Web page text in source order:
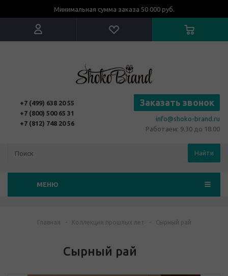
Минимальная сумма заказа 50 000 руб.
+7 (499) 638 20 55
+7 (800) 500 65 31
+7 (812) 748 20 56
Заказать звонок
info@shoko-brand.ru
Работаем: 9.30 до 18.00
Найти
МЕНЮ
Главная - Коллекция прошлых лет - Сырный рай
Сырный рай